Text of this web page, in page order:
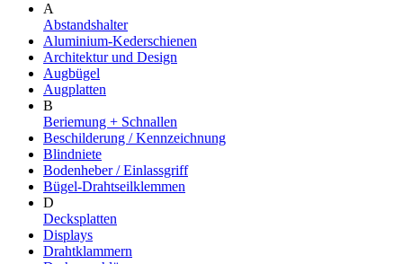
A
Abstandshalter
Aluminium-Kederschienen
Architektur und Design
Augbügel
Augplatten
B
Beriemung + Schnallen
Beschilderung / Kennzeichnung
Blindniete
Bodenheber / Einlassgriff
Bügel-Drahtseilklemmen
D
Decksplatten
Displays
Drahtklammern